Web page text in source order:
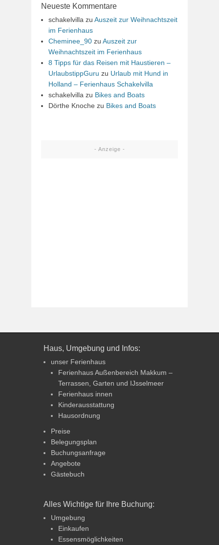
Neueste Kommentare
schakelvilla zu Auszeit zur Weihnachtszeit
im Ferienhaus
Cheminee_90 zu Auszeit zur
Weihnachtszeit im Ferienhaus
8 Tipps für das Reisen mit Haustieren –
UrlaubstippGuru zu Urlaub mit Hund in
Holland – Ferienhaus Schakelvilla
schakelvilla zu Bikes and Boats
Dörthe Knoche zu Bikes and Boats
- Anzeige -
Haus, Umgebung und Infos:
unser Ferienhaus
Ferienhaus Außenbereich Makkum –
Terrassen, Garten und IJsselmeer
Ferienhaus innen
Kinderausstattung
Hausordnung
Preise
Belegungsplan
Buchungsanfrage
Angebote
Gästebuch
Alles Wichtige für Ihre Buchung:
Umgebung
Einkaufen
Essensmöglichkeiten